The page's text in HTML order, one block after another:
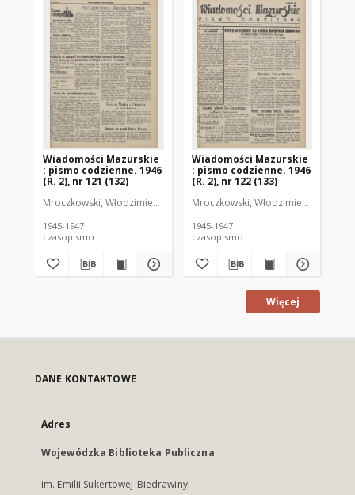
Wiadomości Mazurskie
: pismo codzienne. 1946
(R. 2), nr 121 (132)
Mroczkowski, Włodzimierz (1902-1971). Redaktor
1945-1947
czasopismo
Wiadomości Mazurskie
: pismo codzienne. 1946
(R. 2), nr 122 (133)
Mroczkowski, Włodzimierz (1902-
1945-1947
czasopismo
Więcej
DANE KONTAKTOWE
Adres
Wojewódzka Biblioteka Publiczna
im. Emilii Sukertowej-Biedrawiny